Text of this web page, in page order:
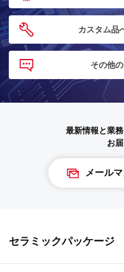
カスタム品
その他
最新情報と業
お
メール
セラミックパッケージ